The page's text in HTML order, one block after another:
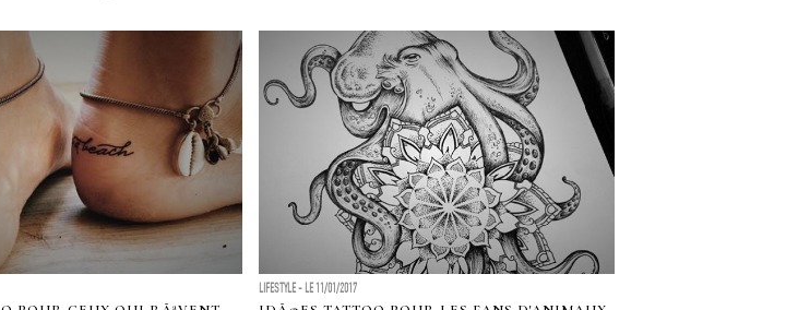
LIFESTYLE - LE 11/01/2017